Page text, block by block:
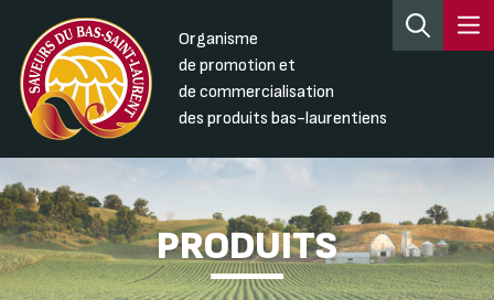
Organisme
de promotion et
de commercialisation
des produits bas-laurentiens
PRODUITS